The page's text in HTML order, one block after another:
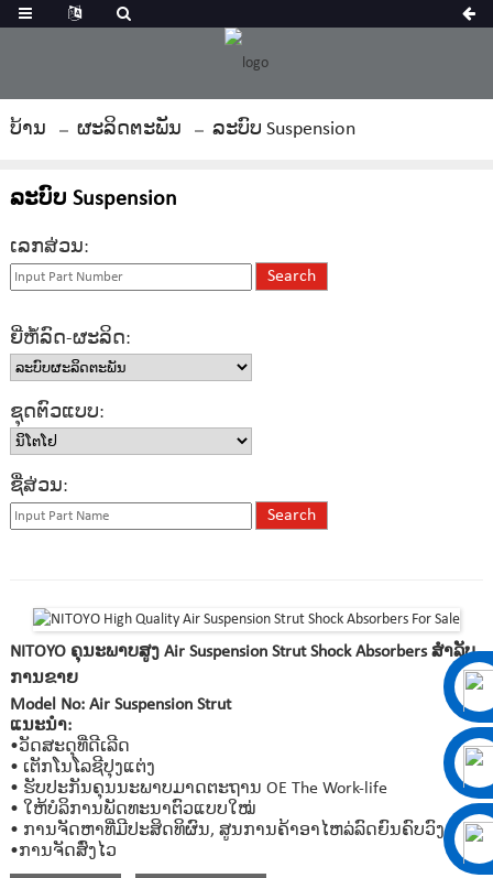
ບ້ານ ຜະລິດຕະພັນ ລະບົບ Suspension
ລະບົບ Suspension
ເລກສ່ວນ:
ຍີ່ຫໍ້ລົດ-ຜະລິດ:
ຊຸດຕົວແບບ:
ຊື່ສ່ວນ:
NITOYO ຄຸນະພາບສູງ Air Suspension Strut Shock Absorbers ສໍາລັບ
ການຂາຍ
Model No: Air Suspension Strut
ແນະນຳ:
•ວັດສະດຸທີ່ດີເລີດ
• ເຕັກໂນໂລຊີປຸງແຕ່ງ
• ຮັບປະກັນຄຸນນະພາບມາດຕະຖານ OE The Work-life
• ໃຫ້ບໍລິການພັດທະນາຕົວແບບໃໝ່
• ການຈັດຫາທີ່ມີປະສິດທິຜົນ, ສູນການຄ້າອາໄຫລ່ລົດຍົນຄົບວົງຈອນ
•ການຈັດສົ່ງໄວ